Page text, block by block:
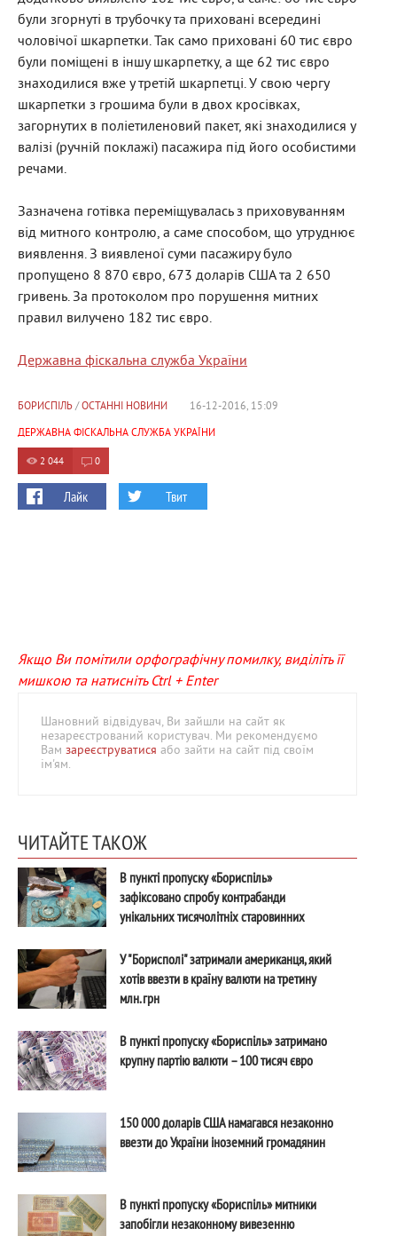
були згорнуті в трубочку та приховані всередині
чоловічої шкарпетки. Так само приховані 60 тис євро
були поміщені в іншу шкарпетку, а ще 62 тис євро
знаходилися вже у третій шкарпетці. У свою чергу
шкарпетки з грошима були в двох кросівках,
загорнутих в поліетиленовий пакет, які знаходилися у
валізі (ручній поклажі) пасажира під його особистими
речами.
Зазначена готівка переміщувалась з приховуванням
від митного контролю, а саме способом, що утруднює
виявлення. З виявленої суми пасажиру було
пропущено 8 870 євро, 673 доларів США та 2 650
гривень. За протоколом про порушення митних
правил вилучено 182 тис євро.
Державна фіскальна служба України
БОРИСПІЛЬ/ ОСТАННІ НОВИНИ
16-12-2016, 15:09
ДЕРЖАВНА ФІСКАЛЬНА СЛУЖБА УКРАЇНИ
2 044 0
Лайк Твит
Якщо Ви помітили орфографічну помилку, виділіть її
мишкою та натисніть Ctrl + Enter
Шановний відвідувач, Ви зайшли на сайт як
незареєстрований користувач. Ми рекомендуємо
Вам зареєструватися або зайти на сайт під своїм
ім'ям.
ЧИТАЙТЕ ТАКОЖ
В пункті пропуску «Бориспіль»
зафіксовано спробу контрабанди
унікальних тисячолітніх старовинних
У "Борисполі" затримали американця, який
хотів ввезти в країну валюти на третину
млн. грн
В пункті пропуску «Бориспіль» затримано
крупну партію валюти – 100 тисяч євро
150 000 доларів США намагався незаконно
ввезти до України іноземний громадянин
В пункті пропуску «Бориспіль» митники
запобігли незаконному вивезенню